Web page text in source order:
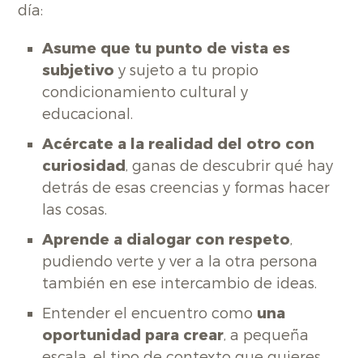
día:
Asume que tu punto de vista es
subjetivo y sujeto a tu propio
condicionamiento cultural y
educacional.
Acércate a la realidad del otro con
curiosidad, ganas de descubrir qué hay
detrás de esas creencias y formas hacer
las cosas.
Aprende a dialogar con respeto,
pudiendo verte y ver a la otra persona
también en ese intercambio de ideas.
Entender el encuentro como una
oportunidad para crear, a pequeña